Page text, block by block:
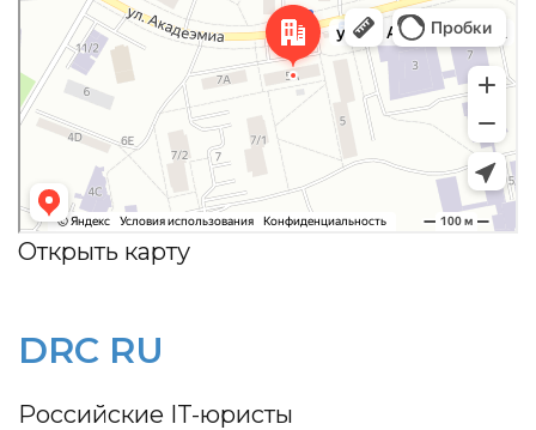
Открыть карту
DRC RU
Российские IT-юристы